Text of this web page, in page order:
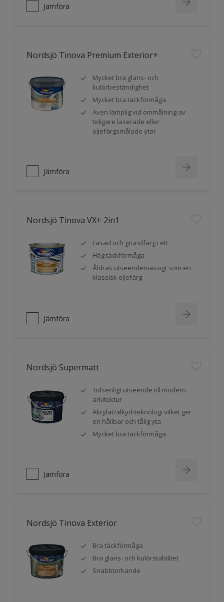
Jämföra
Nordsjö Tinova Premium Exterior+
Mycket bra glans- och
kulörbeständighet
Mycket bra täckförmåga
Även lämplig vid ommålning av
tidigare laserade eller
oljefärgsmålade ytor
Jämföra
Nordsjö Tinova VX+ 2in1
Fasad och grundfärg i ett
Hög täckförmåga
Åldras utseendemässigt som en
klassisk oljefärg
Jämföra
Nordsjö Supermatt
Tidsenligt utseende till modern
arkitektur
Akrylat/alkyd-teknologi vilket ger
en hållbar och tålig yta
Mycket bra täckförmåga
Jämföra
Nordsjö Tinova Exterior
Bra täckförmåga
Bra glans- och kulörstabilitet
Snabbtorkande